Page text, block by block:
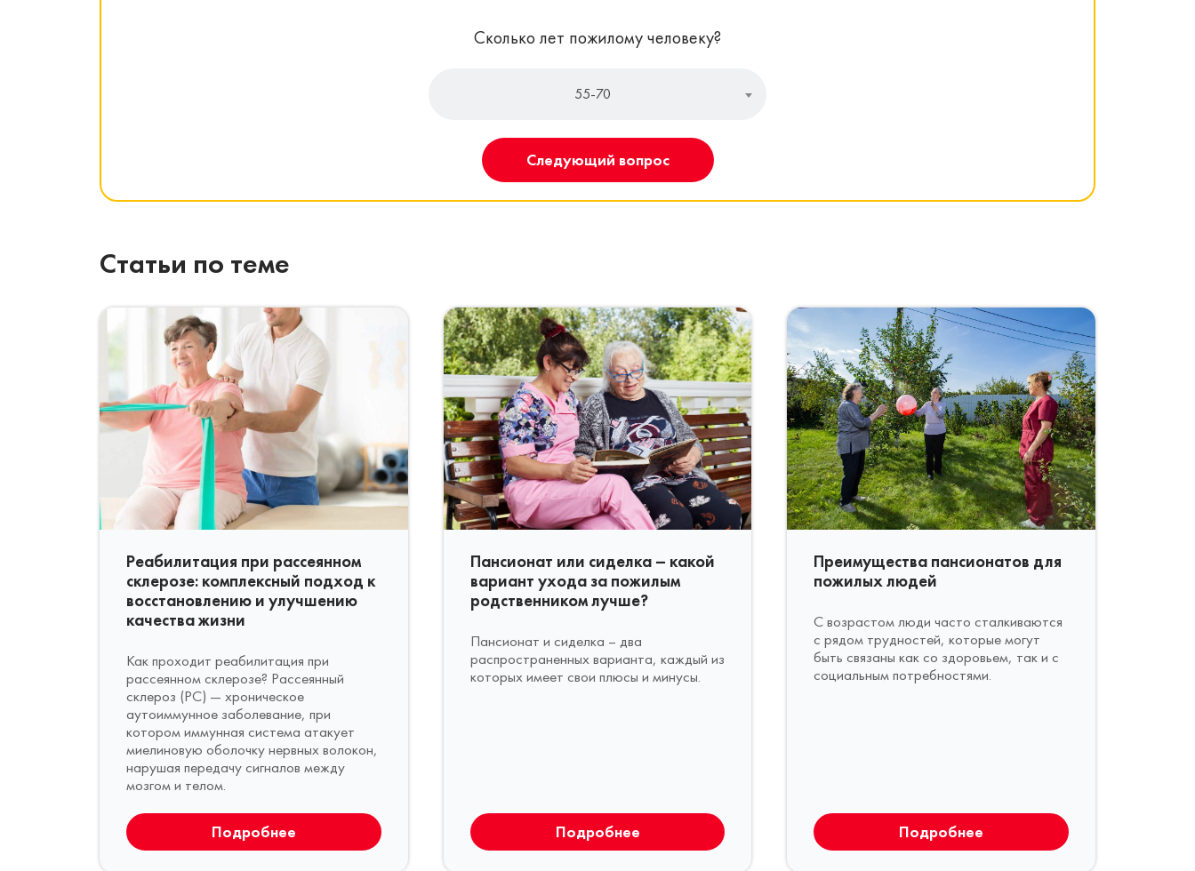
Сколько лет пожилому человеку?
55-70
Следующий вопрос
Статьи по теме
Реабилитация при рассеянном
склерозе: комплексный подход к
восстановлению и улучшению
качества жизни
Как проходит реабилитация при
рассеянном склерозе? Рассеянный
склероз (РС) — хроническое
аутоиммунное заболевание, при
котором иммунная система атакует
миелиновую оболочку нервных волокон,
нарушая передачу сигналов между
мозгом и телом.
Подробнее
Пансионат или сиделка – какой
вариант ухода за пожилым
родственником лучше?
Пансионат и сиделка – два
распространенных варианта, каждый из
которых имеет свои плюсы и минусы.
Подробнее
Преимущества пансионатов для
пожилых людей
С возрастом люди часто сталкиваются
с рядом трудностей, которые могут
быть связаны как со здоровьем, так и с
социальным потребностями.
Подробнее